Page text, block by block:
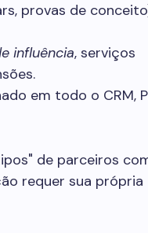
provas de
influência, serviços
em todo o CRM,
de parceiros
requer sua própria